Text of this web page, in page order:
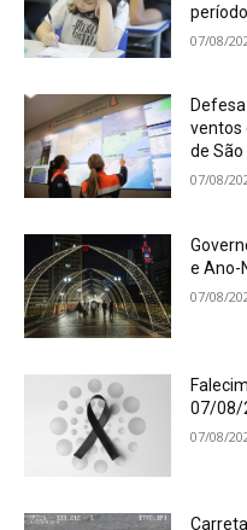
07/08/
ventos
de São
07/08/
e Ano-
07/08/
07/08/
07/08/